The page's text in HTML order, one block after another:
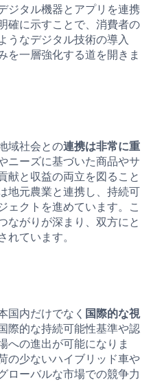
ジタル機器とアプリを連携
確に示すことで、消費者の
うなデジタル技術の導入
を一層強化する道を開きま
域社会との連携は非常に重
ニーズに基づいた商品やサ
献と収益の両立を図ること
地元農業と連携し、持続可
ェクトを進めています。こ
ながりが深まり、双方にと
れています。
国内だけでなく 国際的な視
際的な持続可能性基準や認
への進出が可能になりま
の少ないハイブリッド車や
ローバルな市場での競争力